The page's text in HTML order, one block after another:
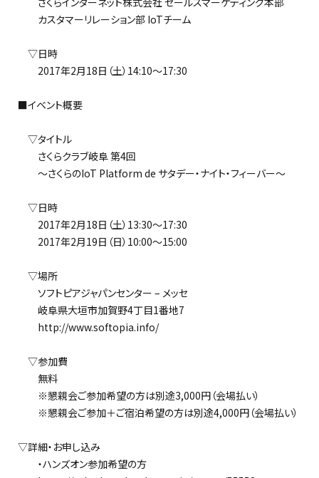
カスタマーリレーション部 IoTチーム
▽日時
2017年2月18日（土）14:10～17:30
■イベント概要
▽タイトル
さくらクラブ岐阜 第4回
～さくらのIoT Platform de サタデー・ナイト・フィーバー～
▽日時
2017年2月18日（土）13:30～17:30
2017年2月19日（日）10:00～15:00
▽場所
ソフトピアジャパンセンター – メッセ
岐阜県大垣市加賀野4丁目1番地7
http://www.softopia.info/
▽参加費
無料
※懇親会ご参加希望の方は別途3,000円（会場払い）
※懇親会ご参加＋ご宿泊希望の方は別途4,000円（会場払い）
▽詳細・お申し込み
・ハンズオン参加希望の方